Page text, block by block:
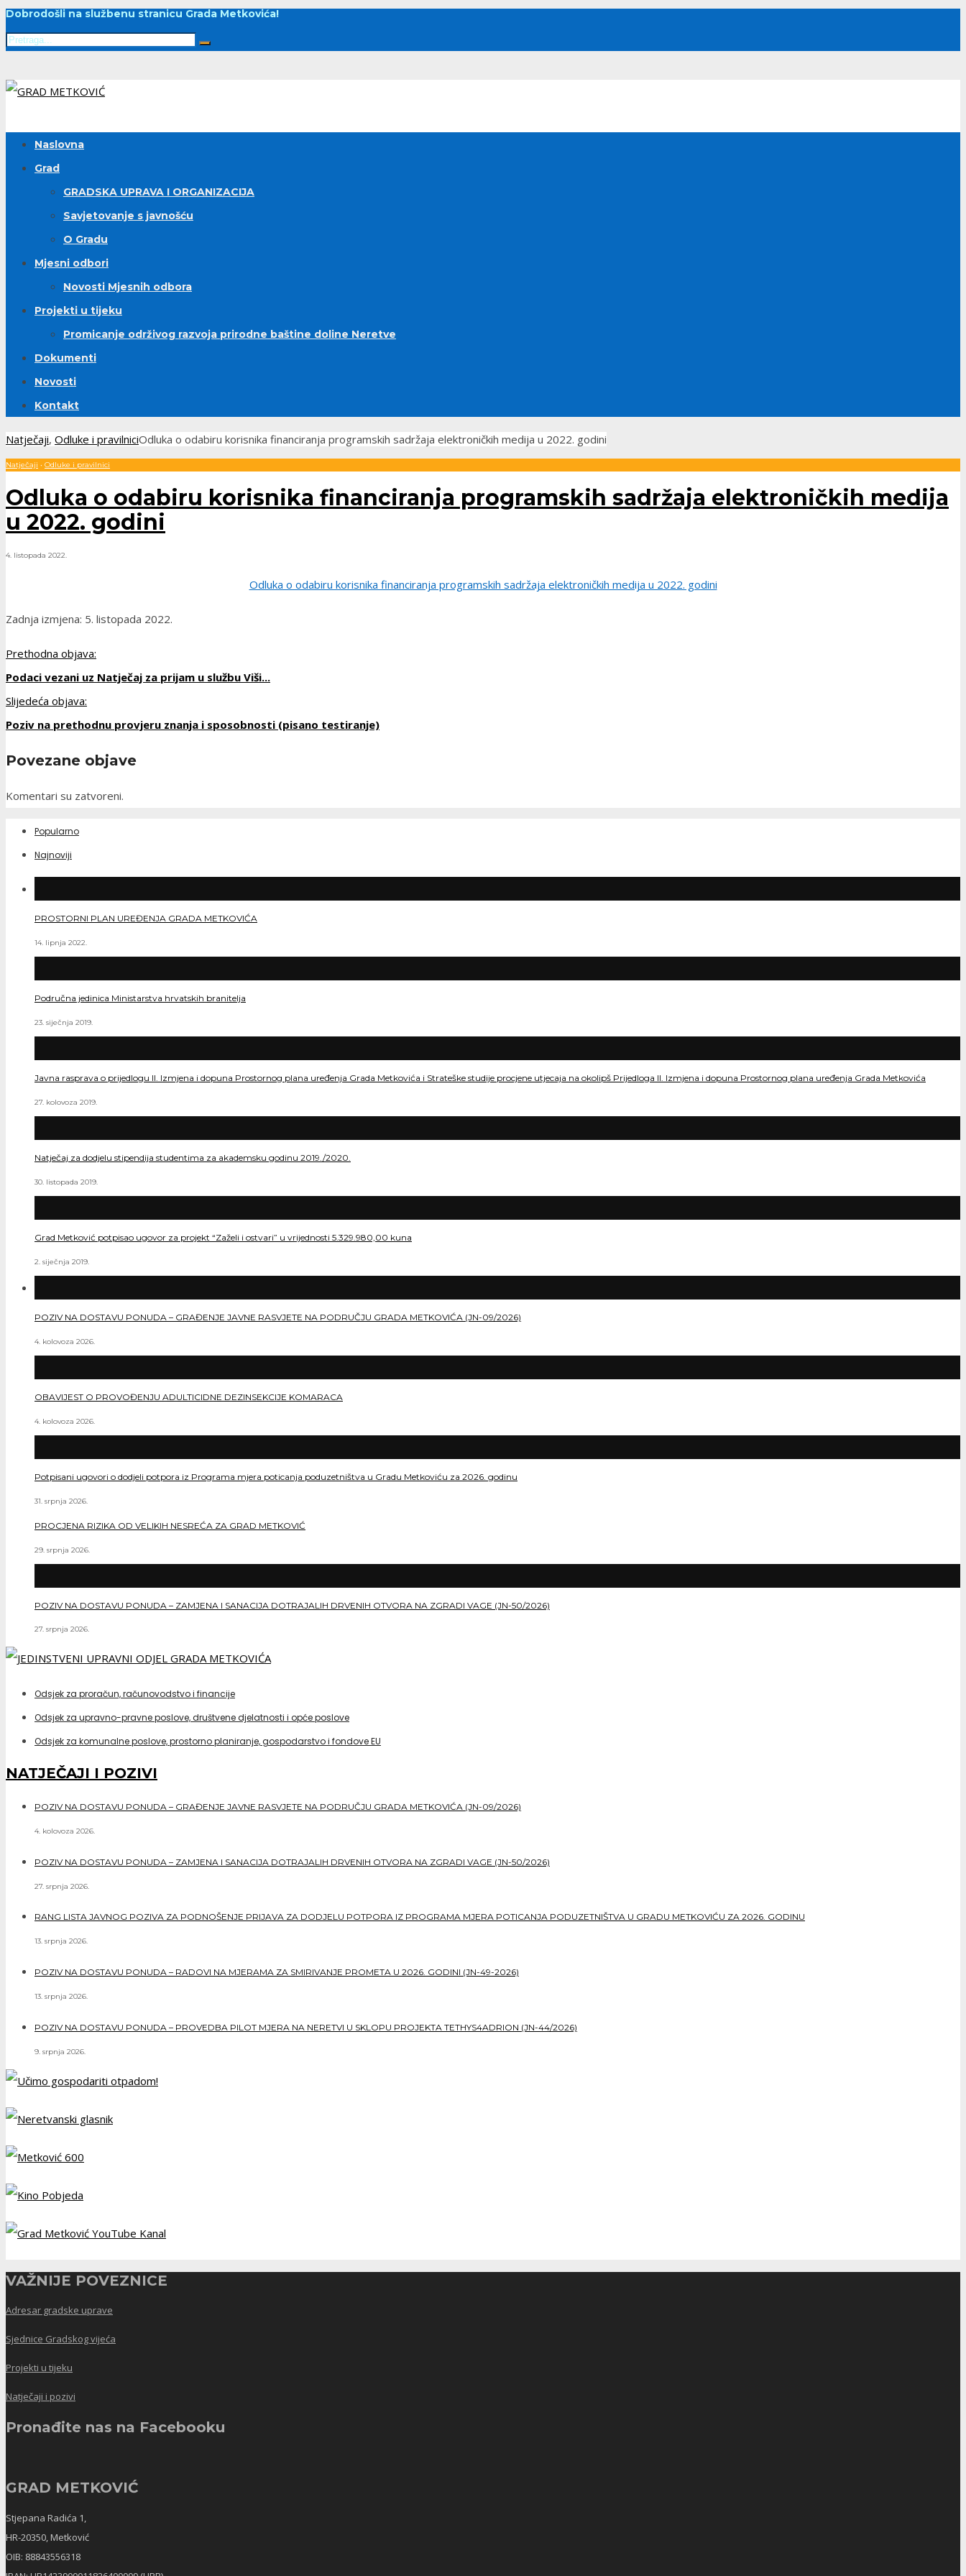
Dobrodošli na službenu stranicu Grada Metkovića!
Naslovna
Grad
GRADSKA UPRAVA I ORGANIZACIJA
Savjetovanje s javnošću
O Gradu
Mjesni odbori
Novosti Mjesnih odbora
Projekti u tijeku
Promicanje održivog razvoja prirodne baštine doline Neretve
Dokumenti
Novosti
Kontakt
Natječaji, Odluke i pravilniciOdluka o odabiru korisnika financiranja programskih sadržaja elektroničkih medija u 2022. godini
Natječaji • Odluke i pravilnici
Odluka o odabiru korisnika financiranja programskih sadržaja elektroničkih medija
u 2022. godini
4. listopada 2022.
Odluka o odabiru korisnika financiranja programskih sadržaja elektroničkih medija u 2022. godini
Zadnja izmjena: 5. listopada 2022.
Prethodna objava:
Podaci vezani uz Natječaj za prijam u službu Viši...
Slijedeća objava:
Poziv na prethodnu provjeru znanja i sposobnosti (pisano testiranje)
Povezane objave
Komentari su zatvoreni.
Popularno
Najnoviji
PROSTORNI PLAN UREĐENJA GRADA METKOVIĆA
14. lipnja 2022.
Područna jedinica Ministarstva hrvatskih branitelja
23. siječnja 2019.
Javna rasprava o prijedlogu II. Izmjena i dopuna Prostornog plana uređenja Grada Metkovića i Strateške studije procjene utjecaja na okolipš Prijedloga II. Izmjena i dopuna Prostornog plana uređenja Grada Metkovića
27. kolovoza 2019.
Natječaj za dodjelu stipendija studentima za akademsku godinu 2019./2020.
30. listopada 2019.
Grad Metković potpisao ugovor za projekt “Zaželi i ostvari” u vrijednosti 5.329.980,00 kuna
2. siječnja 2019.
POZIV NA DOSTAVU PONUDA – GRAĐENJE JAVNE RASVJETE NA PODRUČJU GRADA METKOVIĆA (JN-09/2026)
4. kolovoza 2026.
OBAVIJEST O PROVOĐENJU ADULTICIDNE DEZINSEKCIJE KOMARACA
4. kolovoza 2026.
Potpisani ugovori o dodjeli potpora iz Programa mjera poticanja poduzetništva u Gradu Metkoviću za 2026. godinu
31. srpnja 2026.
PROCJENA RIZIKA OD VELIKIH NESREĆA ZA GRAD METKOVIĆ
29. srpnja 2026.
POZIV NA DOSTAVU PONUDA – ZAMJENA I SANACIJA DOTRAJALIH DRVENIH OTVORA NA ZGRADI VAGE (JN-50/2026)
27. srpnja 2026.
Odsjek za proračun, računovodstvo i financije
Odsjek za upravno-pravne poslove, društvene djelatnosti i opće poslove
Odsjek za komunalne poslove, prostorno planiranje, gospodarstvo i fondove EU
NATJEČAJI I POZIVI
POZIV NA DOSTAVU PONUDA – GRAĐENJE JAVNE RASVJETE NA PODRUČJU GRADA METKOVIĆA (JN-09/2026)
4. kolovoza 2026.
POZIV NA DOSTAVU PONUDA – ZAMJENA I SANACIJA DOTRAJALIH DRVENIH OTVORA NA ZGRADI VAGE (JN-50/2026)
27. srpnja 2026.
RANG LISTA JAVNOG POZIVA ZA PODNOŠENJE PRIJAVA ZA DODJELU POTPORA IZ PROGRAMA MJERA POTICANJA PODUZETNIŠTVA U GRADU METKOVIĆU ZA 2026. GODINU
13. srpnja 2026.
POZIV NA DOSTAVU PONUDA – RADOVI NA MJERAMA ZA SMIRIVANJE PROMETA U 2026. GODINI (JN-49-2026)
13. srpnja 2026.
POZIV NA DOSTAVU PONUDA – PROVEDBA PILOT MJERA NA NERETVI U SKLOPU PROJEKTA TETHYS4ADRION (JN-44/2026)
9. srpnja 2026.
VAŽNIJE POVEZNICE
Adresar gradske uprave
Sjednice Gradskog vijeća
Projekti u tijeku
Natječaji i pozivi
Pronađite nas na Facebooku
GRAD METKOVIĆ
Stjepana Radića 1,
HR-20350, Metković
OIB: 88843556318